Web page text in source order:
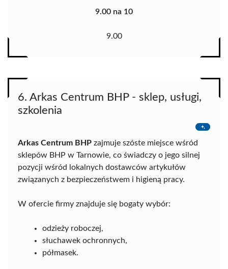
9.00 na 10
9.00
6. Arkas Centrum BHP - sklep, usługi,
szkolenia
Arkas Centrum BHP zajmuje szóste miejsce wśród
sklepów BHP w Tarnowie, co świadczy o jego silnej
pozycji wśród lokalnych dostawców artykułów
związanych z bezpieczeństwem i higieną pracy.
W ofercie firmy znajduje się bogaty wybór:
odzieży roboczej,
słuchawek ochronnych,
półmasek.